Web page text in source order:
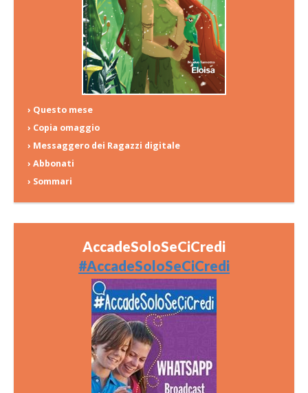
› Questo mese
› Copia omaggio
› Messaggero dei Ragazzi digitale
› Abbonati
› Sommari
AccadeSoloSeCiCredi
#AccadeSoloSeCiCredi